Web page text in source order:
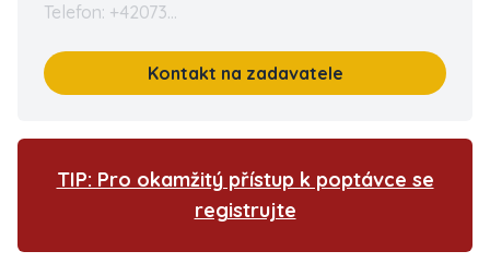
Telefon: +42073...
Kontakt na zadavatele
TIP: Pro okamžitý přístup k poptávce se
registrujte